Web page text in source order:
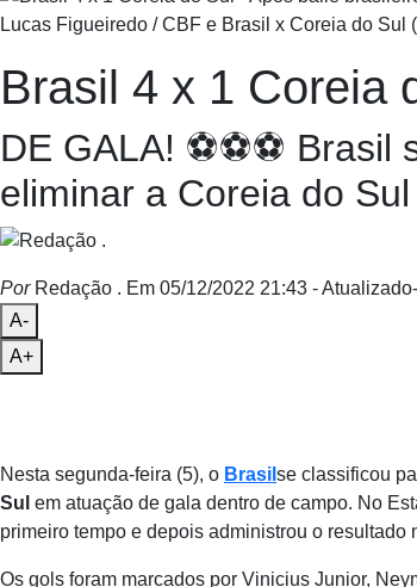
Lucas Figueiredo / CBF e Brasil x Coreia do Sul
Brasil 4 x 1 Coreia
DE GALA! ⚽⚽⚽
eliminar a Coreia do
PorRedação . Em 05/12/2022 21:43 - Atualizado
A-
A+
Nesta segunda-feira (5), o Brasil se classificou
Sul em atuação de gala dentro de campo. No
primeiro tempo e depois administrou o resultado
Os gols foram marcados por Vinicius Junior,